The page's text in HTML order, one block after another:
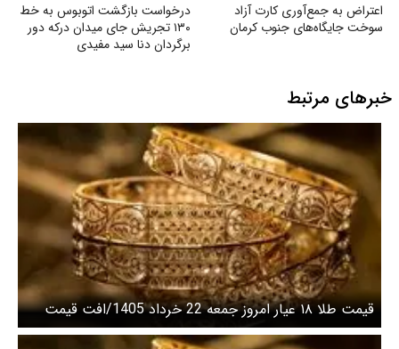
اعتراض به جمع‌آوری کارت آزاد
سوخت جایگاه‌های جنوب کرمان
درخواست بازگشت اتوبوس به خط
۱۳۰ تجریش جای میدان درکه دور
برگردان دنا سید مفیدی
خبرهای مرتبط
قیمت طلا ۱۸ عیار امروز جمعه 22 خرداد 1405/افت قیمت
طلا